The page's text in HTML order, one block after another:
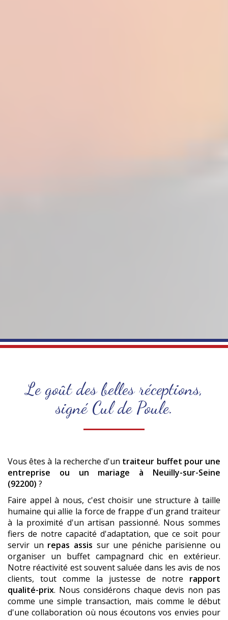
Le goût des belles réceptions,
signé Cul de Poule.
Vous êtes à la recherche d'un traiteur buffet pour une
entreprise ou un mariage
à Neuilly-sur-Seine
(92200) ?
Faire appel à nous, c'est choisir une structure à taille
humaine qui allie la force de frappe d'un grand traiteur
à la proximité d'un artisan passionné. Nous sommes
fiers de notre capacité d'adaptation, que ce soit pour
servir un repas assis sur une péniche parisienne ou
organiser un buffet campagnard chic en extérieur.
Notre réactivité est souvent saluée dans les avis de nos
clients, tout comme la justesse de notre rapport
qualité-prix. Nous considérons chaque devis non pas
comme une simple transaction, mais comme le début
d'une collaboration où nous écoutons vos envies pour